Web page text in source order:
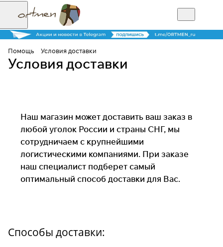
Помощь Условия доставки
Условия доставки
Наш магазин может доставить ваш заказ в
любой уголок России и страны СНГ, мы
сотрудничаем с крупнейшими
логистическими компаниями. При заказе
наш специалист подберет самый
оптимальный способ доставки для Вас.
Способы доставки: